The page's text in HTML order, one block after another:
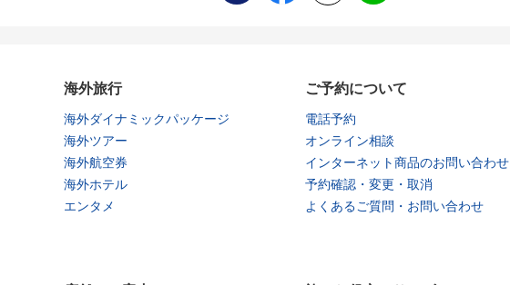
海外旅行
海外ダイナミックパッケージ
海外ツアー
海外航空券
海外ホテル
エンタメ
ご予約について
電話予約
オンライン相談
インターネット商品のお問い合わせ
予約確認・変更・取消
よくあるご質問・お問い合わせ